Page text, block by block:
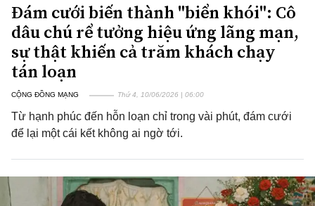
Đám cưới biến thành "biển khói": Cô
dâu chú rể tưởng hiệu ứng lãng mạn,
sự thật khiến cả trăm khách chạy
tán loạn
CỘNG ĐỒNG MẠNG Thứ 4, 10/06/2026 | 06:00
Từ hạnh phúc đến hỗn loạn chỉ trong vài phút, đám cưới
để lại một cái kết không ai ngờ tới.